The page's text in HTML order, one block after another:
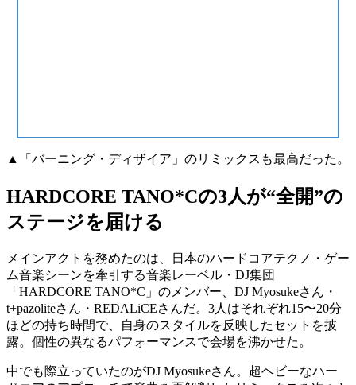
▲「バーニング・ディザイア」のリミックスも最高だった。
HARDCORE TANO*Cの3人が“全開”の
ステージを届ける
メインアクトを務めたのは、日本のハードコアテクノ・ゲー
ム音楽シーンを牽引する音楽レーベル・DJ集団
「HARDCORE TANO*C」のメンバー、 DJ Myosukeさん ・
t+pazoliteさん ・ REDALiCEさんだ。3人はそれぞれ15〜20分
ほどの持ち時間で、自身のスタイルを反映したセットを披
露。個性の異なるパフォーマンスで会場を沸かせた。
中でも際立っていたのがDJ Myosukeさん。 超ヘビーなハー